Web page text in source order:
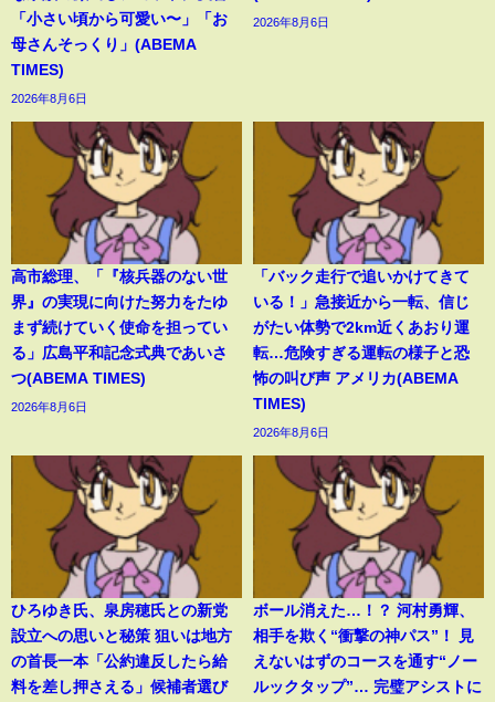
「小さい頃から可愛い〜」「お
母さんそっくり」(ABEMA
TIMES)
2026年8月6日
2026年8月6日
高市総理、「『核兵器のない世
界』の実現に向けた努力をたゆ
まず続けていく使命を担ってい
る」広島平和記念式典であいさ
つ(ABEMA TIMES)
2026年8月6日
「バック走行で追いかけてきて
いる！」急接近から一転、信じ
がたい体勢で2km近くあおり運
転…危険すぎる運転の様子と恐
怖の叫び声 アメリカ(ABEMA
TIMES)
2026年8月6日
ひろゆき氏、泉房穂氏との新党
設立への思いと秘策 狙いは地方
の首長一本「公約違反したら給
料を差し押さえる」候補者選び
ボール消えた…！？ 河村勇輝、
相手を欺く“衝撃の神パス”！ 見
えないはずのコースを通す“ノー
ルックタップ”… 完璧アシストに